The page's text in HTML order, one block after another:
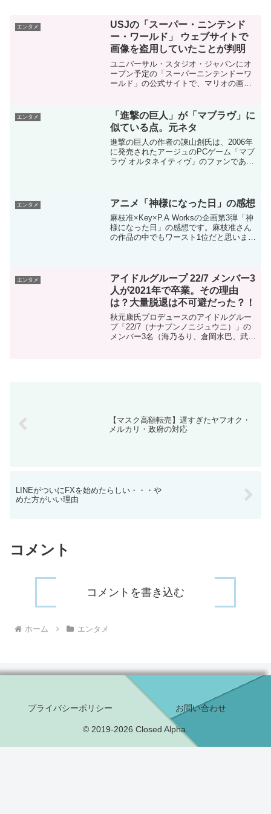
エンタメ
USJの「スーパー・ニンテンド
ー・ワールド」 ウェブサイトで
画像を盗用していたことが判明
ユニバーサル・スタジオ・ジャパンにオ
ープン予定の「スーパーニンテンドーワ
ールド」の公式サイトで、マリオの画像
事態になりました。問題になったのはこ
の画像。左が差し替え前、...
エンタメ
「進撃の巨人」が「マブラヴ」に
似ている点。元ネタ
進撃の巨人の作者の諫山創氏は、2006年
に発売されたアージュのPCゲーム「マブ
ラヴ オルタネイティヴ」のファンである
ァンの間ではよく...
エンタメ アニメ「神様になった日」の感想
麻枝准×Key×P.A Worksの企画第3弾「神
様になった日」の感想です。麻枝准さん
の作品の中でもワースト1位だと思いま
ます。前作...
エンタメ
アイドルグループ 22/7 メンバー3
人が2021年で卒業。その理由
は？大量脱退は不可避だった？！
秋元康氏プロデュースのアイドルグルー
プ「22/7（ナナブンノニジュウニ）」の
メンバー3名（海乃るり、倉岡水巴、武田
【マスク高額転売】遅すぎたヤフオク・
メルカリ・政府の対応
LINEがついにFXを始めたらしい・・・や
めた方がいい理由
コメント
コメントを書き込む
ホーム エンタメ
プライバシーポリシー お問い合わせ
© 2019-2026 Closed Alpha.